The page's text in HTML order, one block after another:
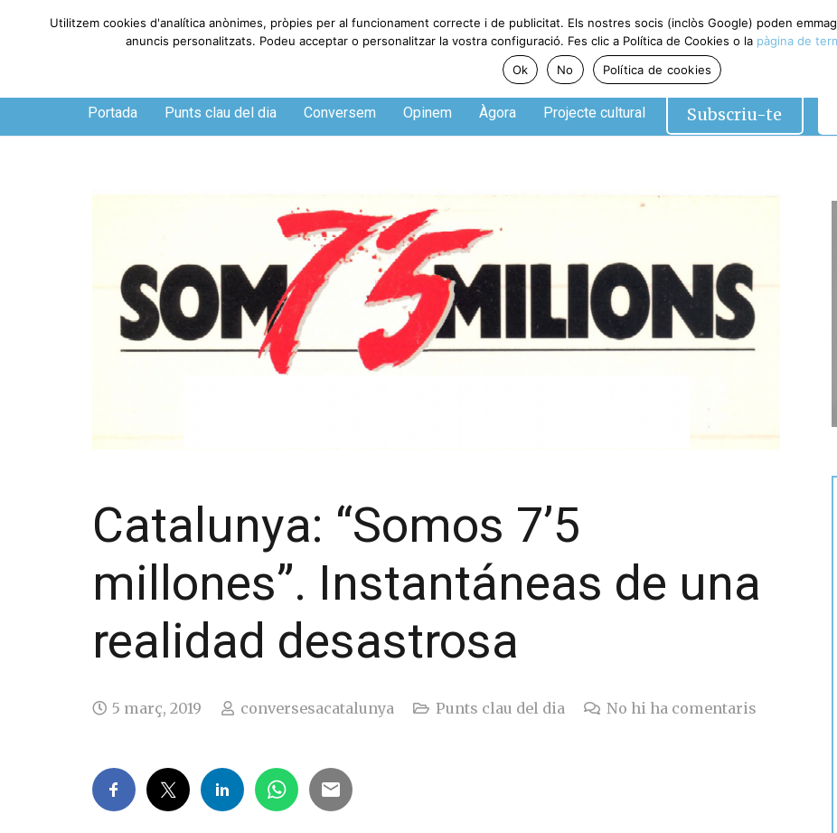
Divendres, 7 de agosto de 2026
Portada Punts clau del dia Conversem Opinem Àgora Projecte cultural Subscriu-te
Catalunya: “Somos 7’5
millones”. Instantáneas de una
realidad desastrosa
5 març, 2019 conversesacatalunya Punts clau del dia No hi ha comentaris
Utilitzem cookies d'analítica anònimes, pròpies per al funcionament correcte i de publicitat. Els nostres socis (inclòs Google) poden
anuncis personalitzats. Podeu acceptar o personalitzar la vostra configuració. Fes clic a Política de Cookies o la pàgina de
Ok
No Política de cookies